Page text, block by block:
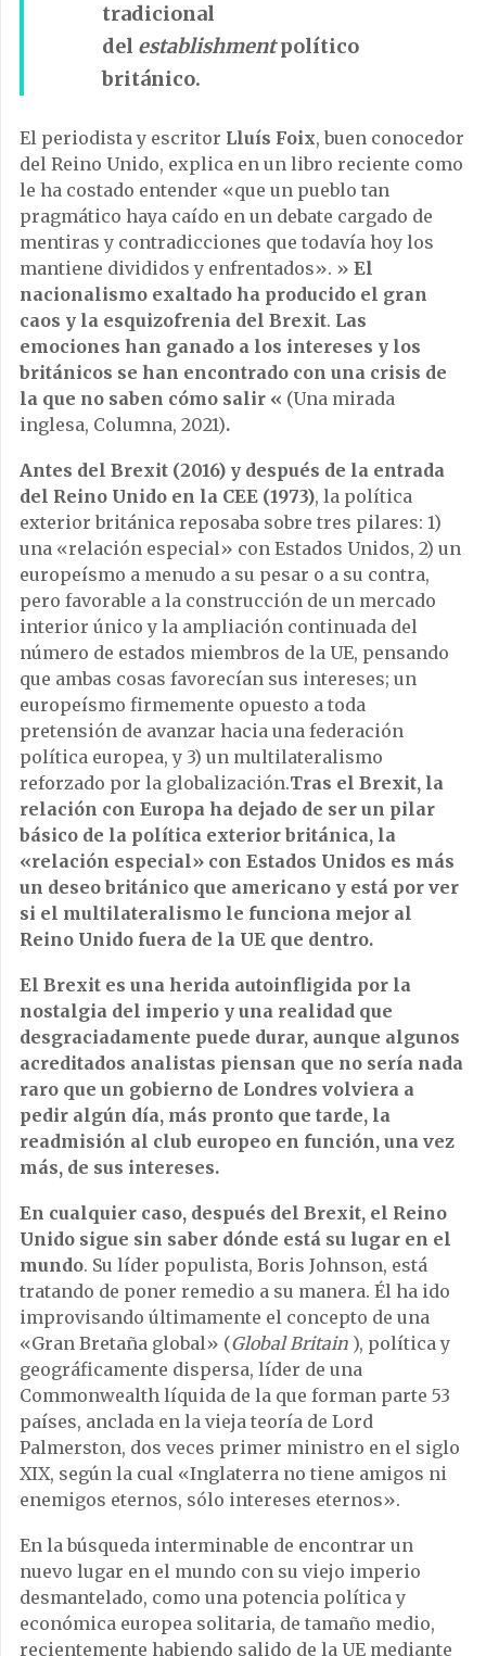
tradicional
del establishmentpolítico
británico.
El periodista y escritor Lluís Foix, buen conocedor
del Reino Unido, explica en un libro reciente como
le ha costado entender «que un pueblo tan
pragmático haya caído en un debate cargado de
mentiras y contradicciones que todavía hoy los
mantiene divididos y enfrentados». » El
nacionalismo exaltado ha producido el gran
caos y la esquizofrenia del Brexit. Las
emociones han ganado a los intereses y los
británicos se han encontrado con una crisis de
la que no saben cómo salir « (Una mirada
inglesa, Columna, 2021).
Antes del Brexit (2016) y después de la entrada
del Reino Unido en la CEE (1973), la política
exterior británica reposaba sobre tres pilares: 1)
una «relación especial» con Estados Unidos, 2) un
europeísmo a menudo a su pesar o a su contra,
pero favorable a la construcción de un mercado
interior único y la ampliación continuada del
número de estados miembros de la UE, pensando
que ambas cosas favorecían sus intereses; un
europeísmo firmemente opuesto a toda
pretensión de avanzar hacia una federación
política europea, y 3) un multilateralismo
reforzado por la globalización.Tras el Brexit, la
relación con Europa ha dejado de ser un pilar
básico de la política exterior británica, la
«relación especial» con Estados Unidos es más
un deseo británico que americano y está por ver
si el multilateralismo le funciona mejor al
Reino Unido fuera de la UE que dentro.
El Brexit es una herida autoinfligida por la
nostalgia del imperio y una realidad que
desgraciadamente puede durar, aunque algunos
acreditados analistas piensan que no sería nada
raro que un gobierno de Londres volviera a
pedir algún día, más pronto que tarde, la
readmisión al club europeo en función, una vez
más, de sus intereses.
En cualquier caso, después del Brexit, el Reino
Unido sigue sin saber dónde está su lugar en el
mundo. Su líder populista, Boris Johnson, está
tratando de poner remedio a su manera. Él ha ido
improvisando últimamente el concepto de una
«Gran Bretaña global» (Global Britain ), política y
geográficamente dispersa, líder de una
Commonwealth líquida de la que forman parte 53
países, anclada en la vieja teoría de Lord
Palmerston, dos veces primer ministro en el siglo
XIX, según la cual «Inglaterra no tiene amigos ni
enemigos eternos, sólo intereses eternos».
En la búsqueda interminable de encontrar un
nuevo lugar en el mundo con su viejo imperio
desmantelado, como una potencia política y
económica europea solitaria, de tamaño medio,
recientemente habiendo salido de la UE mediante